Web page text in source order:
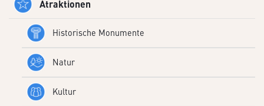
Atraktionen
Historische Monumente
Natur
Kultur